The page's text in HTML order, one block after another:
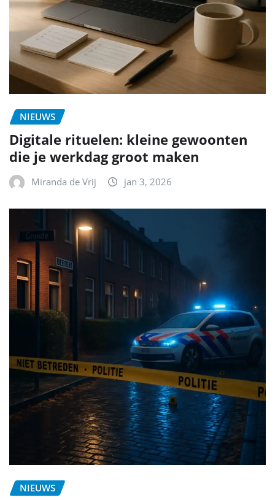
NIEUWS
Digitale rituelen: kleine gewoonten
die je werkdag groot maken
Miranda de Vrij jan 3, 2026
NIEUWS